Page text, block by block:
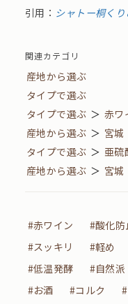
引用： シャトー桐く
関連カテゴリ
産地から選ぶ
タイプで選ぶ
タイプで選ぶ ＞ 赤ワ
産地から選ぶ ＞ 宮城
タイプで選ぶ ＞ 亜硫
産地から選ぶ ＞ 宮城
#赤ワイン #酸化防
#スッキリ
#軽め
#低温発酵
#自然派
#お酒
#コルク